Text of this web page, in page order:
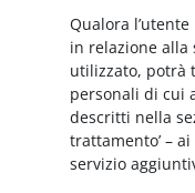
Qualora
in relazione
utilizzato, potrà
personali di cui
descritti nella
trattamento’ –
servizio